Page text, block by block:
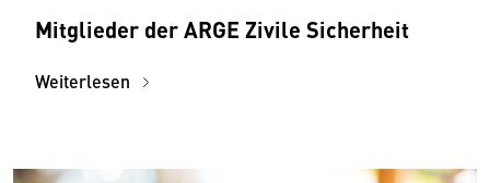
Mitglieder der ARGE Zivile Sicherheit
Weiterlesen